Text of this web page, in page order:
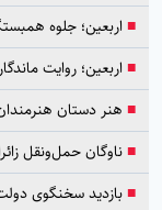
■ اربعین؛ جلوه
■ اربعین؛ روایت
■ هنر دستان
■ناوگان حمل‌ونقل
■بازدید سخنگوی